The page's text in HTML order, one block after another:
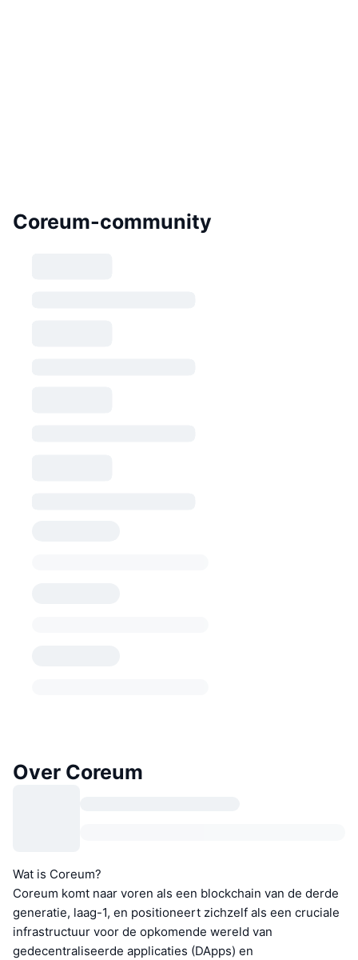
Coreum-community
Over Coreum
Wat is Coreum?
Coreum komt naar voren als een blockchain van de derde
generatie, laag-1, en positioneert zichzelf als een cruciale
infrastructuur voor de opkomende wereld van
gedecentraliseerde applicaties (DApps) en